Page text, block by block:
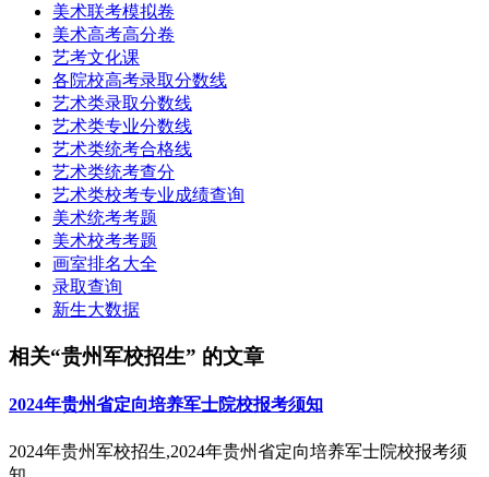
美术联考模拟卷
美术高考高分卷
艺考文化课
各院校高考录取分数线
艺术类录取分数线
艺术类专业分数线
艺术类统考合格线
艺术类统考查分
艺术类校考专业成绩查询
美术统考考题
美术校考考题
画室排名大全
录取查询
新生大数据
相关“贵州军校招生” 的文章
2024年贵州省定向培养军士院校报考须知
2024年贵州军校招生,2024年贵州省定向培养军士院校报考须